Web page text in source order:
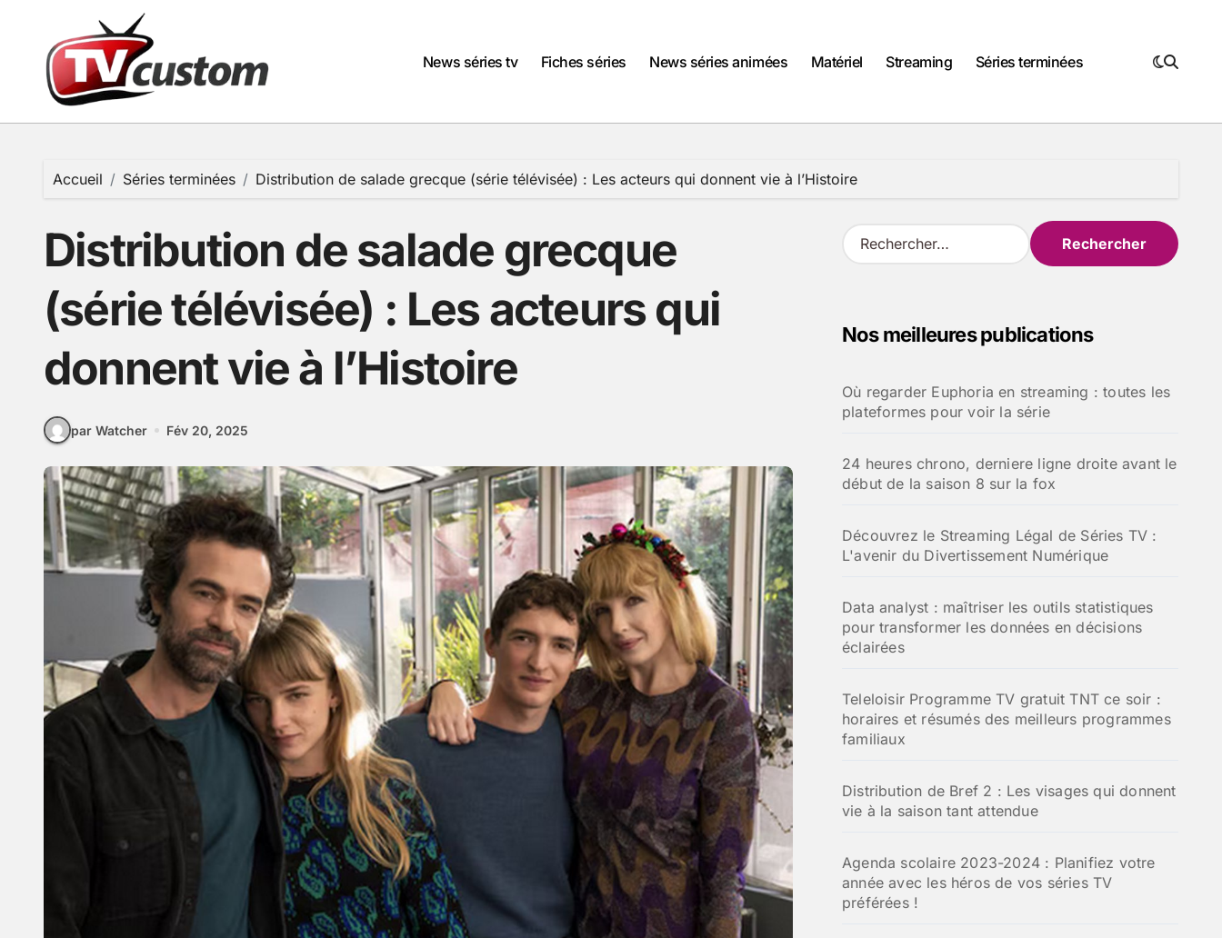
contenu
News séries tv Fiches séries News séries animées Matériel Streaming Séries terminées
Accueil Séries terminées Distribution de salade grecque (série télévisée) : Les acteurs qui donnent vie à l’Histoire
Distribution de salade grecque
(série télévisée) : Les acteurs qui
donnent vie à l’Histoire
par Watcher Fév 20, 2025
R
e
r
e
r
Nos meilleures publications
Où regarder Euphoria en streaming : toutes les
plateformes pour voir la série
24 heures chrono, derniere ligne droite avant le
début de la saison 8 sur la fox
Découvrez le Streaming Légal de Séries TV :
L'avenir du Divertissement Numérique
Data analyst : maîtriser les outils statistiques
pour transformer les données en décisions
éclairées
Teleloisir Programme TV gratuit TNT ce soir :
horaires et résumés des meilleurs programmes
familiaux
Distribution de Bref 2 : Les visages qui donnent
vie à la saison tant attendue
Agenda scolaire 2023-2024 : Planifiez votre
année avec les héros de vos séries TV
préférées !